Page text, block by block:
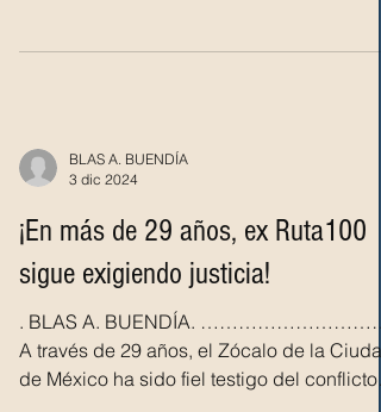
BLAS A. BUENDÍA
3 dic 2024
¡En más de 29 años, ex Ruta100
sigue exigiendo justicia!
. BLAS A. BUENDÍA. …………………………
A través de 29 años, el Zócalo de la Ciudad
de México ha sido fiel testigo del conflicto